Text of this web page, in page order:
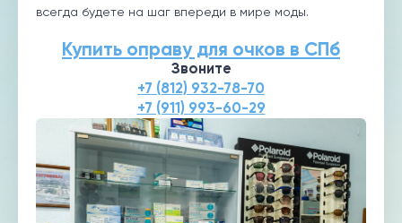
всегда будете на шаг впереди в мире моды.
Купить оправу для очков в СПб
Звоните
+7 (812) 932-78-70
+7 (911) 993-60-29